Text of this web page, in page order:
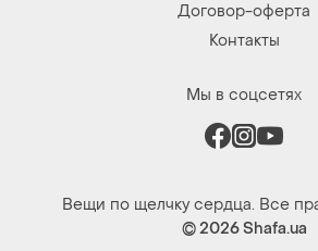
Договор-оферта
Контакты
Мы в соцсетях
Вещи по щелчку сердца. Все
© 2026Shafa.ua